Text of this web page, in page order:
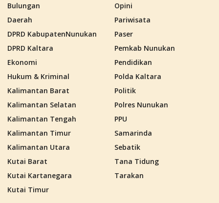
Bulungan
Daerah
DPRD KabupatenNunukan
DPRD Kaltara
Ekonomi
Hukum & Kriminal
Kalimantan Barat
Kalimantan Selatan
Kalimantan Tengah
Kalimantan Timur
Kalimantan Utara
Kutai Barat
Kutai Kartanegara
Kutai Timur
Opini
Pariwisata
Paser
Pemkab Nunukan
Pendidikan
Polda Kaltara
Politik
Polres Nunukan
PPU
Samarinda
Sebatik
Tana Tidung
Tarakan